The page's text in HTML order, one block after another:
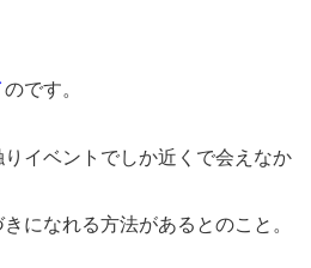
のです。
りイベントでしか近くで会えなか
になれる方法があるとのこと。